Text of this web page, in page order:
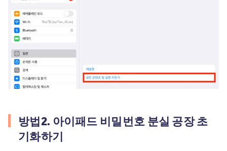
방법2. 아이패드 비밀번호 분실 공장 초
기화하기